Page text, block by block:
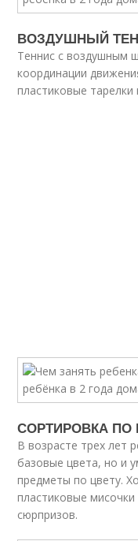
ВОЗДУШНЫЙ
Теннис с воздушным
координации
пластиковые тарелки
СОРТИРОВКА ПО
В возрасте трех лет
базовые цвета, но и
предметы по цвету.
пластиковые мисочки
сюрпризов.